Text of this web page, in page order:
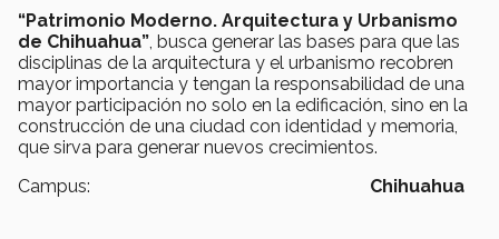
“Patrimonio Moderno. Arquitectura y Urbanismo
de Chihuahua” , busca generar las bases para que las
disciplinas de la arquitectura y el urbanismo recobren
mayor importancia y tengan la responsabilidad de una
mayor participación no solo en la edificación, sino en la
construcción de una ciudad con identidad y memoria,
que sirva para generar nuevos crecimientos.
Campus:
Chihuahua